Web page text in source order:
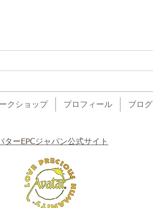
クショップ プロフィール ブログ
ターEPCジャパン公式サイト